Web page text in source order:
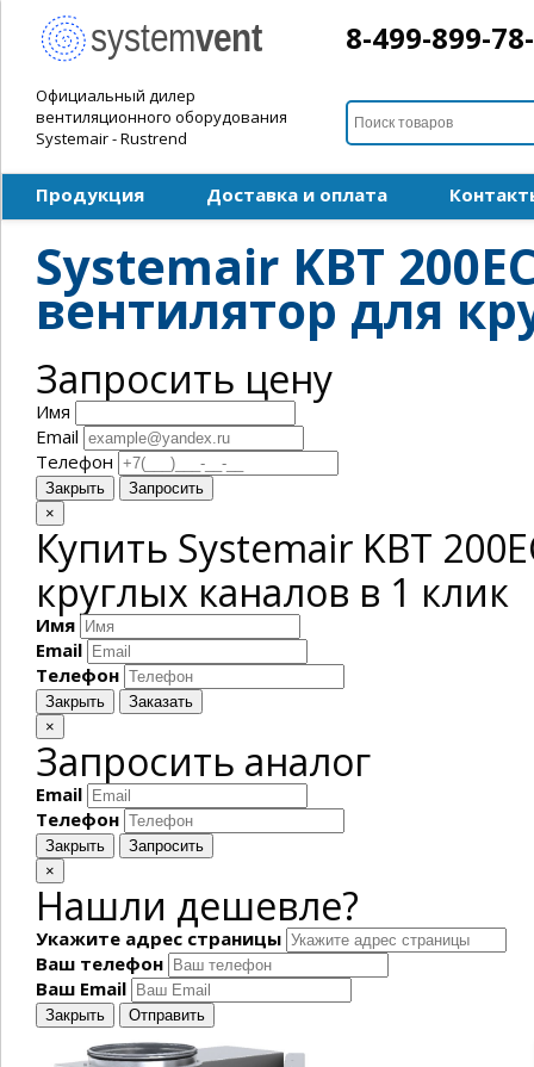
Официальный дилер
вентиляционного оборудования
Systemair - Rustrend
8-499-899-
Продукция Доставка и оплата
Systemair KBT
вентилятор для
Запросить цену
Имя
Email
Телефон
Закрыть
Запросить
×
Купить Systemair KBT
круглых каналов в 1 клик
Имя
Email
Телефон
Закрыть
Заказать
×
Запросить аналог
Email
Телефон
Закрыть
Запросить
×
Нашли дешевле?
Укажите адрес страницы
Ваш телефон
Ваш Email
Закрыть Отправить